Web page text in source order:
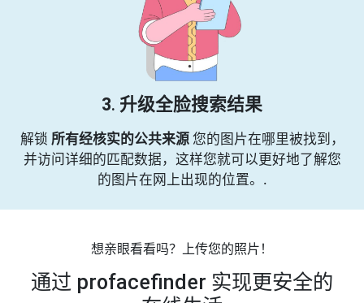
3. 升级全脸搜索结果
解锁 所有经核实的公共来源您的图片在哪里被找到，
并访问详细的匹配数据，这样您就可以更好地了解您
的图片在网上出现的位置。.
想亲眼看看吗？上传您的照片！
通过 profacefinder 实现更安全的